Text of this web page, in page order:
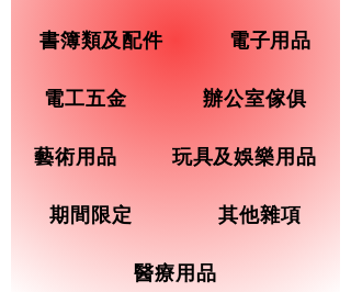
書簿類及配件 電子用品
電工五金 辦公室傢俱
藝術用品 玩具及娛樂用品
期間限定 其他雜項
醫療用品